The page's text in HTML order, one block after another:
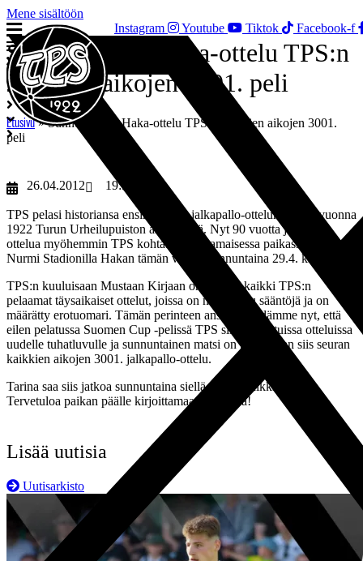
Mene sisältöön
Instagram
Youtube Tiktok Facebook-f
Sunnuntainen Haka-ottelu TPS:n
kaikkien aikojen 3001. peli
Etusivu»Sunnuntainen Haka-ottelu TPS:n kaikkien aikojen 3001.
peli
26.04.2012 19:55
TPS pelasi historiansa ensimmäisen jalkapallo-ottelun 15.10. vuonna
1922 Turun Urheilupuiston alakentällä. Nyt 90 vuotta ja 3000
ottelua myöhemmin TPS kohtaa aivan samaisessa paikassa Paavo
Nurmi Stadionilla Hakan tämän viikon sunnuntaina 29.4. klo 18.30.
TPS:n kuuluisaan Mustaan Kirjaan on kirjattu kaikki TPS:n
pelaamat täysaikaiset ottelut, joissa on noudatettu sääntöjä ja on
määrätty erotuomari. Tämän perinteen ansiosta tiedämme nyt, että
eilen pelatussa Suomen Cup -pelissä TPS siirtyi pelatuissa otteluissa
uudelle tuhatluvulle ja sunnuntainen matsi on puolestaan siis seuran
kaikkien aikojen 3001. jalkapallo-ottelu.
Tarina saa siis jatkoa sunnuntaina siellä, missä kaikki alkoi.
Tervetuloa paikan päälle kirjoittamaan historiaa!
Lisää uutisia
Uutisarkisto